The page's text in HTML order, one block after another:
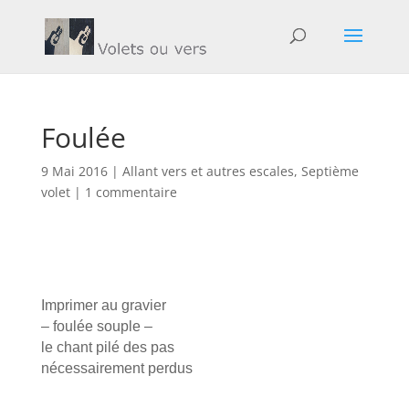
Foulée
9 Mai 2016| Allant vers et autres escales, Septième
volet| 1 commentaire
Imprimer au gravier
– foulée souple –
le chant pilé des pas
nécessairement perdus